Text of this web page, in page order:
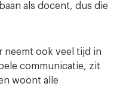
als docent, dus die
neemt ook veel tijd in
communicatie, zit
woont alle